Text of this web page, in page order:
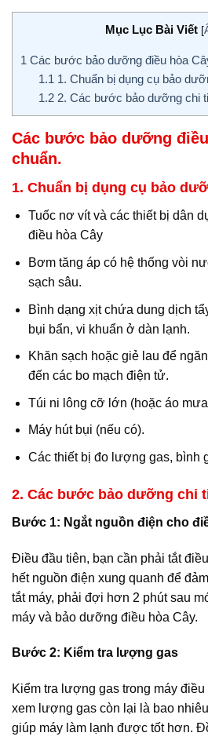
Mục Lục Bài Viết [
1 Các bước bảo dưỡng điều hòa
1.1 1. Chuẩn bị dụng cụ bảo
1.22. Các bước bảo dưỡng chi
Các bước bảo dưỡng
chuẩn.
1. Chuẩn bị dụng cụ bảo
Tuốc nơ vít và các thiết bị dân
điều hòa Cây
Bơm tăng áp có hệ thống vòi
sạch sâu.
Bình dạng xịt chứa dung dịch
bụi bẩn, vi khuẩn ở dàn lạnh.
Khăn sạch hoặc giẻ lau để
đến các bo mạch điện tử.
Túi ni lông cỡ lớn (hoặc áo
Máy hút bụi (nếu có).
Các thiết bị đo lượng gas, bình
2. Các bước bảo dưỡng chi
Bước 1: Ngắt nguồn điện cho
Điều đầu tiên, bạn cần phải tắt
hết nguồn điện xung quanh để
tắt máy, phải đợi hơn 2 phút sau
máy và bảo dưỡng điều hòa Cây.
Bước 2: Kiểm tra lượng gas
Kiểm tra lượng gas trong máy
xem lượng gas còn lại là bao
giúp máy làm lạnh được tốt hơn.